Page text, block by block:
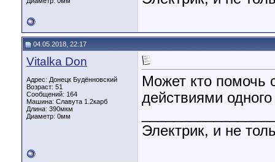
04.05.2018, 22:17
Vitalka Don
Адрес: Донецк Будённовский
Возраст: 51
Сообщений: 164
Машина: Славута 1.2карб
Длина: 390мкм
Диаметр: 0мм
Может кто помочь
действиями
Электрик, и не